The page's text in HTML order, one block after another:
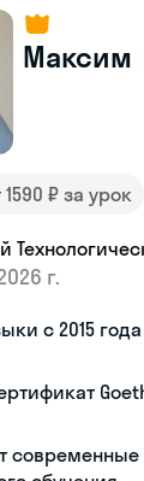
Максим
1590 ₽ за урок
г.
с 2015